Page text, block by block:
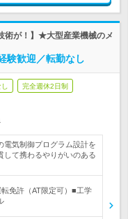
術が！】★大型産業機械のメ
験歓迎／転勤なし
完全週休2日制
電気制御プログラム設計を
して携わるやりがいのある
免許（AT限定可）■工学